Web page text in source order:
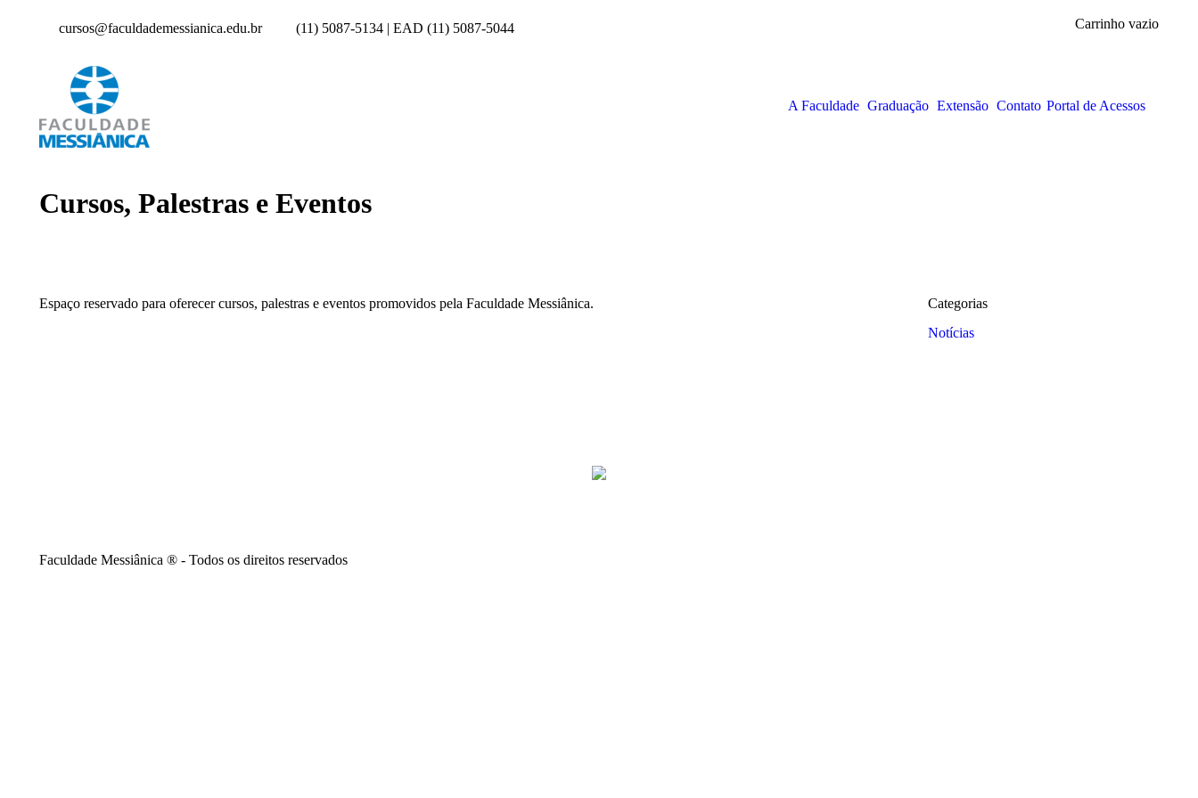
cursos@faculdademessianica.edu.br (11) 5087-5134 | EAD (11) 5087-5044 Carrinho vazio
A Faculdade Graduação Extensão Contato Portal de Acessos
Cursos, Palestras e Eventos
Espaço reservado para oferecer cursos, palestras e eventos promovidos pela Faculdade Messiânica.
Categorias
Notícias
Faculdade Messiânica ® - Todos os direitos reservados